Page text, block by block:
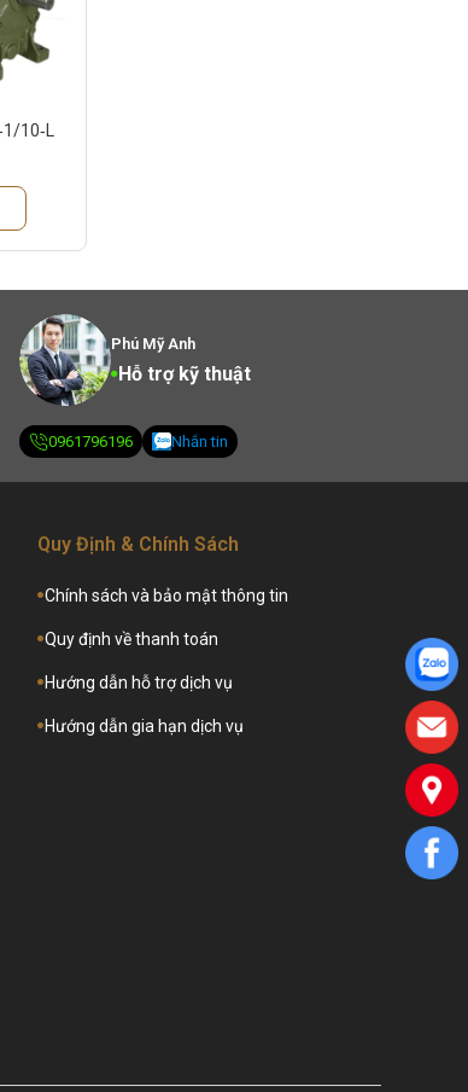
10‑L
Phú Mỹ Anh
Hỗ trợ kỹ thuật
0961796196 Nhắn tin
Quy Định & Chính Sách
Chính sách và bảo mật thông tin
Quy định về thanh toán
Hướng dẫn hỗ trợ dịch vụ
Hướng dẫn gia hạn dịch vụ